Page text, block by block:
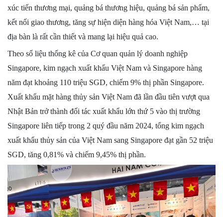
xúc tiến thương mại, quảng bá thương hiệu, quảng bá sản phẩm,
kết nối giao thương, tăng sự hiện diện hàng hóa Việt Nam,… tại
địa bàn là rất cần thiết và mang lại hiệu quả cao.
Theo số liệu thống kê của Cơ quan quản lý doanh nghiệp
Singapore, kim ngạch xuất khẩu Việt Nam và Singapore hàng
năm đạt khoảng 110 triệu SGD, chiếm 9% thị phần Singapore.
Xuất khẩu mặt hàng thủy sản Việt Nam đã lần đầu tiên vượt qua
Nhật Bản trở thành đối tác xuất khẩu lớn thứ 5 vào thị trường
Singapore liên tiếp trong 2 quý đầu năm 2024, tổng kim ngạch
xuất khẩu thủy sản của Việt Nam sang Singapore đạt gần 52 triệu
SGD, tăng 0,81% và chiếm 9,45% thị phần.